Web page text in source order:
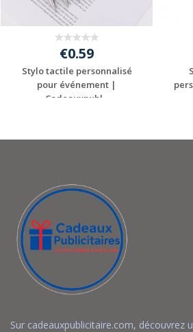
€0.59
Stylo tactile personnalisé
pour événement |
Cadeauxpubl...
Sur cadeauxpublicitaire.com, découvrez